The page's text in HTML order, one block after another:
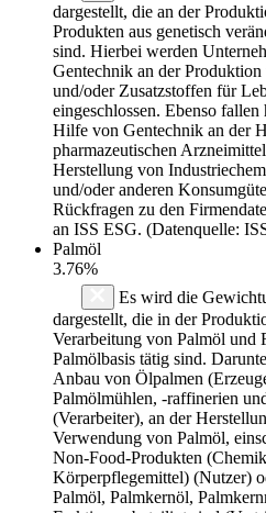
dargestellt, die an der
Produkten aus genetisch
sind. Hierbei werden
Gentechnik an der
und/oder Zusatzstoffen für
eingeschlossen. Ebenso
Hilfe von Gentechnik an der
pharmazeutischen
Herstellung von
und/oder anderen
Rückfragen zu den
an ISS ESG. (Datenquelle:
Palmöl
3.76%
Es wird die
dargestellt, die in der
Verarbeitung von Palmöl und
Palmölbasis tätig sind.
Anbau von Ölpalmen
Palmölmühlen, -raffinerien
(Verarbeiter), an der
Verwendung von Palmöl,
Non-Food-Produkten
Körperpflegemittel) (Nutzer)
Palmöl, Palmkernöl,